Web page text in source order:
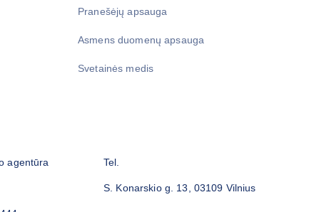
Pranešėjų apsauga
Asmens duomenų apsauga
Svetainės medis
agentūra Tel.
S. Konarskio g. 13, 03109 Vilnius